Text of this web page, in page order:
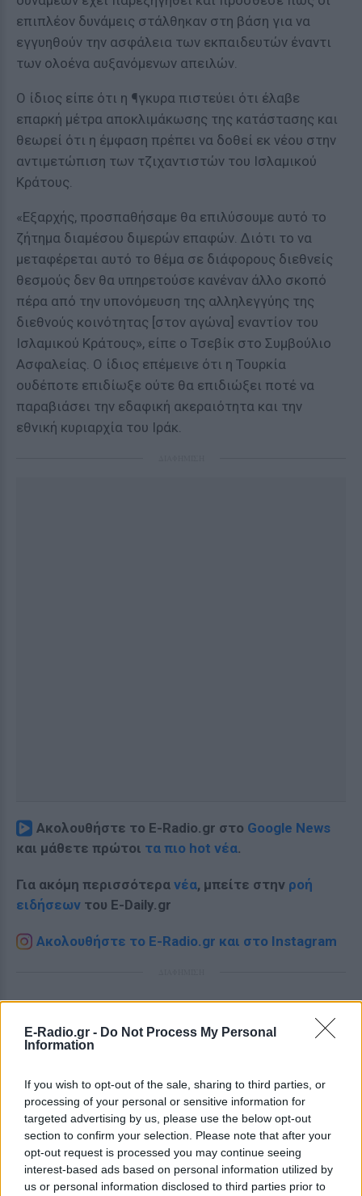
E-Radio.gr - Do Not Process My Personal
Information
If you wish to opt-out of the sale, sharing to third parties, or
processing of your personal or sensitive information for
targeted advertising by us, please use the below opt-out
section to confirm your selection. Please note that after your
opt-out request is processed you may continue seeing
interest-based ads based on personal information utilized by
us or personal information disclosed to third parties prior to
επιπλέον δυνάμεις στάλθηκαν στη βάση για να
εγγυηθούν την ασφάλεια των εκπαιδευτών έναντι
των ολοένα αυξανόμενων απειλών.
Ο ίδιος είπε ότι η ¶γκυρα πιστεύει ότι έλαβε
επαρκή μέτρα αποκλιμάκωσης της κατάστασης και
θεωρεί ότι η έμφαση πρέπει να δοθεί εκ νέου στην
αντιμετώπιση των τζιχαντιστών του Ισλαμικού
Κράτους.
«Εξαρχής, προσπαθήσαμε θα επιλύσουμε αυτό το
ζήτημα διαμέσου διμερών επαφών. Διότι το να
μεταφέρεται αυτό το θέμα σε διάφορους διεθνείς
θεσμούς δεν θα υπηρετούσε κανέναν άλλο σκοπό
πέρα από την υπονόμευση της αλληλεγγύης της
διεθνούς κοινότητας [στον αγώνα] εναντίον του
Ισλαμικού Κράτους», είπε ο Τσεβίκ στο Συμβούλιο
Ασφαλείας. Ο ίδιος επέμεινε ότι η Τουρκία
ουδέποτε επιδίωξε ούτε θα επιδιώξει ποτέ να
παραβιάσει την εδαφική ακεραιότητα και την
εθνική κυριαρχία του Ιράκ.
Ακολουθήστε το E-Radio.gr στο Google News
και μάθετε πρώτοι τα πιο hot νέα.
Για ακόμη περισσότερα νέα, μπείτε στην ροή
ειδήσεων του E-Daily.gr
Ακολουθήστε το E-Radio.gr και στο Instagram